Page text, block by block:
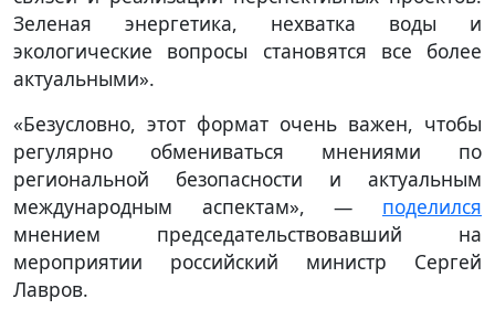
Зеленая энергетика, нехватка воды и
экологические вопросы становятся все более
актуальными».
«Безусловно, этот формат очень важен, чтобы
регулярно обмениваться мнениями по
региональной безопасности и актуальным
международным аспектам», — поделился
мнением председательствовавший на
мероприятии российский министр Сергей
Лавров.